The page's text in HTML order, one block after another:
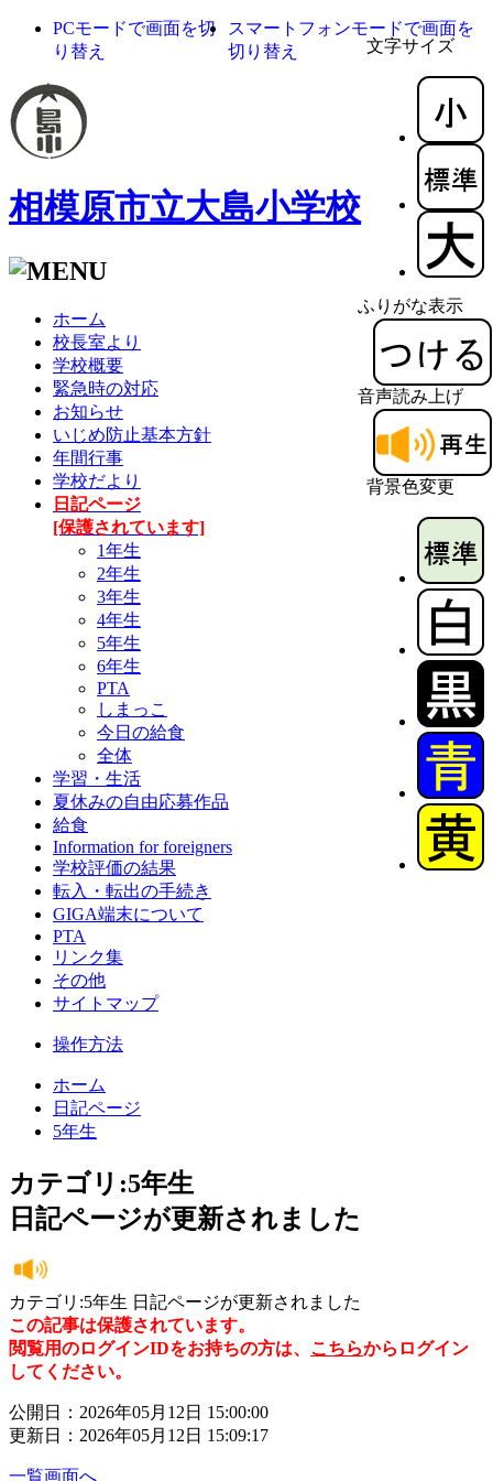
文字サイズ
ふりがな表示
音声読み上げ
背景色変更
PCモードで画面を切
り替え
スマートフォンモードで画面を
切り替え
相模原市立大島小学校
ホーム
校長室より
学校概要
緊急時の対応
お知らせ
いじめ防止基本方針
年間行事
学校だより
日記ページ
[保護されています]
1年生
2年生
3年生
4年生
5年生
6年生
PTA
しまっこ
今日の給食
全体
学習・生活
夏休みの自由応募作品
給食
Information for foreigners
学校評価の結果
転入・転出の手続き
GIGA端末について
PTA
リンク集
その他
サイトマップ
操作方法
ホーム
日記ページ
5年生
カテゴリ:5年生
日記ページが更新されました
カテゴリ:5年生 日記ページが更新されました
この記事は保護されています。
閲覧用のログインIDをお持ちの方は、 こちらからログイン
してください。
公開日：2026年05月12日 15:00:00
更新日：2026年05月12日 15:09:17
一覧画面へ